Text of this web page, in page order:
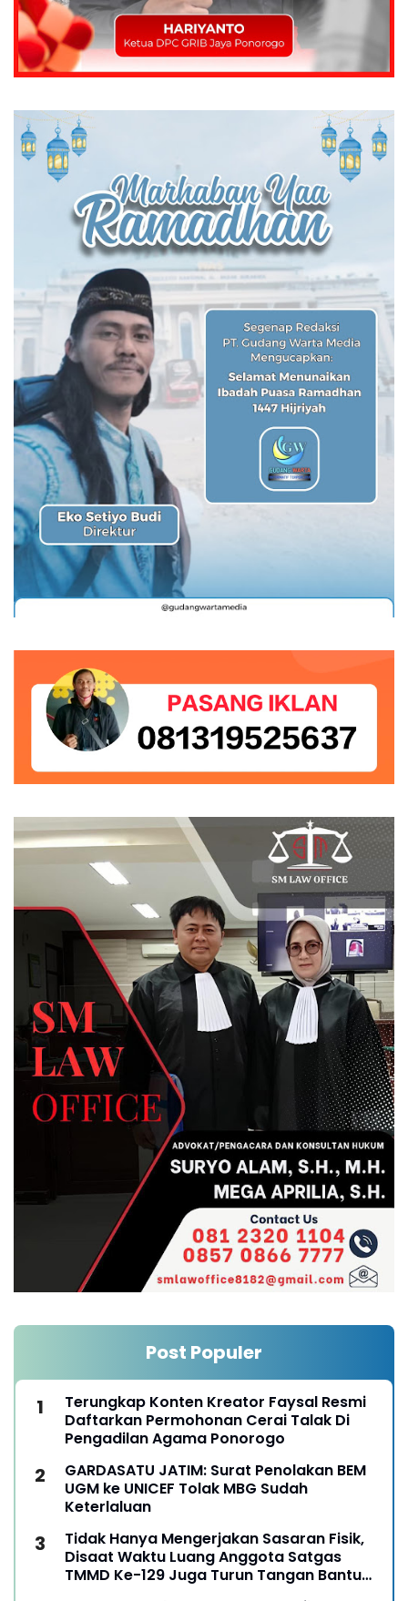
Post Populer
Terungkap Konten Kreator Faysal Resmi
Daftarkan Permohonan Cerai Talak Di
Pengadilan Agama Ponorogo
GARDASATU JATIM: Surat Penolakan BEM
UGM ke UNICEF Tolak MBG Sudah
Keterlaluan
Tidak Hanya Mengerjakan Sasaran Fisik,
Disaat Waktu Luang Anggota Satgas
TMMD Ke-129 Juga Turun Tangan Bantu